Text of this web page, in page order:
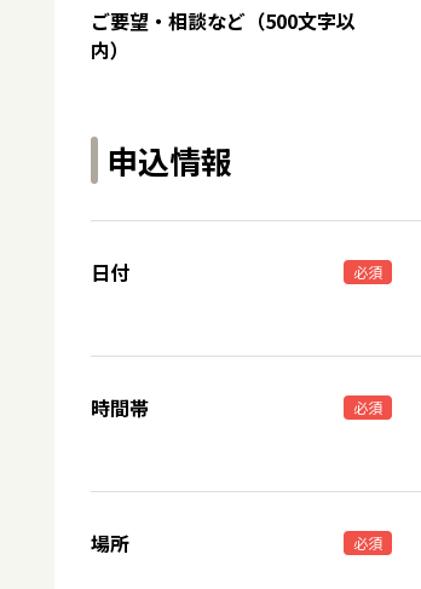
ご要望・相談など（500文字以
内）
申込情報
日付 必須
時間帯 必須
場所 必須